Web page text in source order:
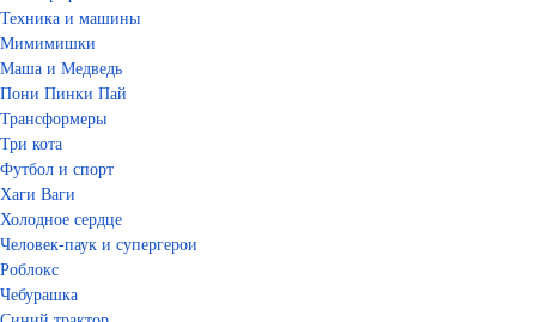
Техника и машины
Мимимишки
Маша и Медведь
Пони Пинки Пай
Трансформеры
Три кота
Футбол и спорт
Хаги Ваги
Холодное сердце
Человек-паук и супергерои
Роблокс
Чебурашка